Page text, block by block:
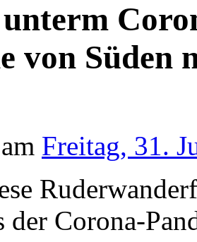
von Süden
Freitag, 31.
der Corona-